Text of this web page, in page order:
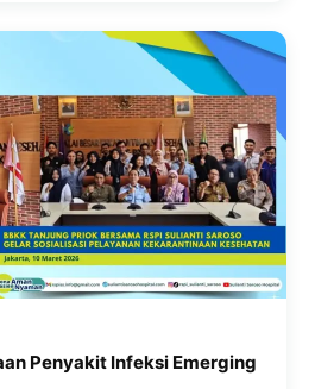
Penyakit Infeksi Emerging